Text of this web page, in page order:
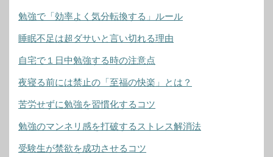
勉強で「効率よく気分転換する」ルール
睡眠不足は超ダサいと言い切れる理由
自宅で１日中勉強する時の注意点
夜寝る前には禁止の「至福の快楽」とは？
苦労せずに勉強を習慣化するコツ
勉強のマンネリ感を打破するストレス解消法
受験生が禁欲を成功させるコツ